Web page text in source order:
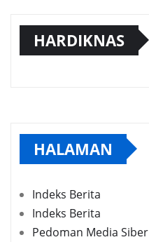
HARDIKNAS
HALAMAN
Indeks Berita
Indeks Berita
Pedoman Media Siber